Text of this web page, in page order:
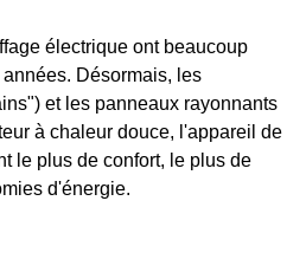
électrique ont beaucoup
Désormais, les
et les panneaux rayonnants
à chaleur douce, l'appareil de
le plus de confort, le plus de
d'énergie.